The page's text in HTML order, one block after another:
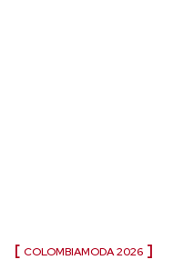
COLOMBIAMODA 2026